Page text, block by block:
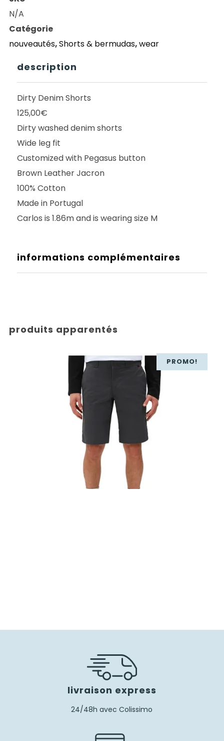
SPORTIVE
DIRTY
DENIM
SHORTS
N/A
Catégorie
nouveautés,Shorts & bermudas,wear
description
Dirty Denim Shorts
125,00€
Dirty washed denim shorts
Wide leg fit
Customized with Pegasus button
Brown Leather Jacron
100% Cotton
Made in Portugal
Carlos is 1.86m and is wearing size M
informations complémentaires
produits apparentés
PROMO!
livraison express
24/48h avec Colissimo